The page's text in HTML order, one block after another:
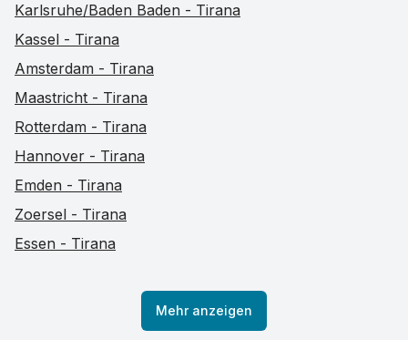
Karlsruhe/Baden Baden - Tirana
Kassel - Tirana
Amsterdam - Tirana
Maastricht - Tirana
Rotterdam - Tirana
Hannover - Tirana
Emden - Tirana
Zoersel - Tirana
Essen - Tirana
Mehr anzeigen